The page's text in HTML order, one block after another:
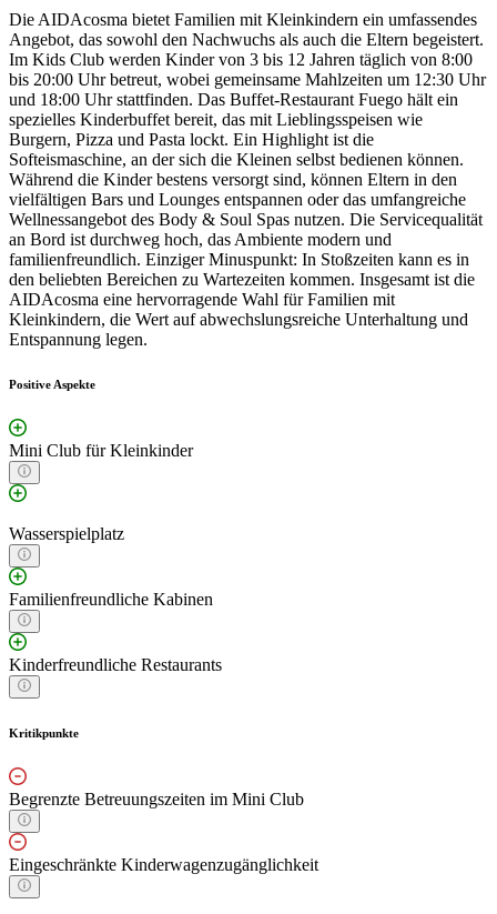
Die AIDAcosma bietet Familien mit Kleinkindern ein umfassendes
Angebot, das sowohl den Nachwuchs als auch die Eltern begeistert.
Im Kids Club werden Kinder von 3 bis 12 Jahren täglich von 8:00
bis 20:00 Uhr betreut, wobei gemeinsame Mahlzeiten um 12:30 Uhr
und 18:00 Uhr stattfinden. Das Buffet-Restaurant Fuego hält ein
spezielles Kinderbuffet bereit, das mit Lieblingsspeisen wie
Burgern, Pizza und Pasta lockt. Ein Highlight ist die
Softeismaschine, an der sich die Kleinen selbst bedienen können.
Während die Kinder bestens versorgt sind, können Eltern in den
vielfältigen Bars und Lounges entspannen oder das umfangreiche
Wellnessangebot des Body & Soul Spas nutzen. Die Servicequalität
an Bord ist durchweg hoch, das Ambiente modern und
familienfreundlich. Einziger Minuspunkt: In Stoßzeiten kann es in
den beliebten Bereichen zu Wartezeiten kommen. Insgesamt ist die
AIDAcosma eine hervorragende Wahl für Familien mit
Kleinkindern, die Wert auf abwechslungsreiche Unterhaltung und
Entspannung legen.
Positive Aspekte
Mini Club für Kleinkinder
Wasserspielplatz
Familienfreundliche Kabinen
Kinderfreundliche Restaurants
Kritikpunkte
Begrenzte Betreuungszeiten im Mini Club
Eingeschränkte Kinderwagenzugänglichkeit